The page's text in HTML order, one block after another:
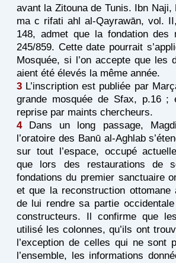
avant la Zitouna de Tunis. Ibn Naji,
ma c rifati ahl al-Qayrawān, vol.
148, admet que la fondation des
245/859. Cette date pourrait
Mosquée, si l’on accepte que les
aient été élevés la même année.
3L’inscription est publiée par
grande mosquée de Sfax, p.16 ;
reprise par maints chercheurs.
4
Dans un long passage,
l’oratoire des Banū al-Aghlab
sur tout l’espace, occupé
que lors des restaurations de
fondations du premier sanctuaire
et que la reconstruction ottomane
de lui rendre sa partie
constructeurs. Il confirme que
utilisé les colonnes, qu’ils ont
l’exception de celles qui ne sont
l’ensemble, les informations